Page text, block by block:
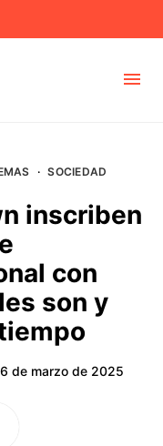
· SOCIEDAD
inscriben
con
son y
de marzo de 2025